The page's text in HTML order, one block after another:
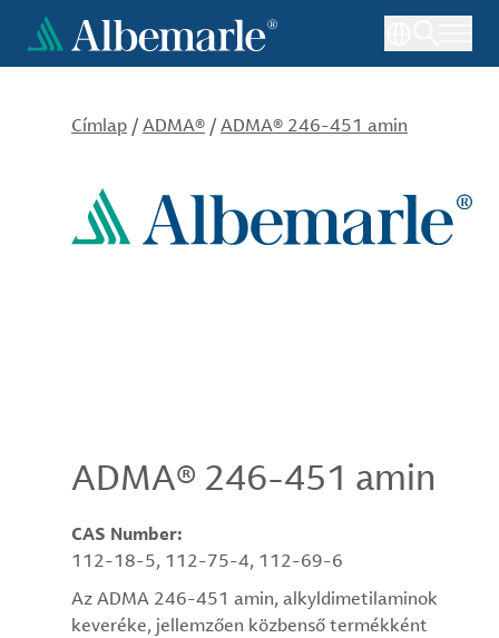
Ugrás
tartalomra
Címlap /ADMA® /ADMA® 246-451 amin
ADMA® 246-451 amin
CAS Number:
112-18-5, 112-75-4, 112-69-6
Az ADMA 246-451 amin, alkyldimetilaminok
keveréke, jellemzően közbenső termékként